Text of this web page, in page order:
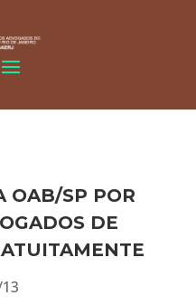
OAB/SP POR
DE